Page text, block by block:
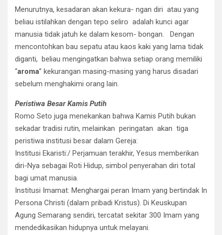
​Menurutnya, kesadaran akan kekura- ngan diri atau yang
beliau istilahkan dengan tepo seliro adalah kunci agar
manusia tidak jatuh ke dalam kesom- bongan. Dengan
mencontohkan bau sepatu atau kaos kaki yang lama tidak
diganti, beliau mengingatkan bahwa setiap orang memiliki
“aroma” kekurangan masing-masing yang harus disadari
sebelum menghakimi orang lain.
​Peristiwa Besar Kamis Putih
​Romo Seto juga menekankan bahwa Kamis Putih bukan
sekadar tradisi rutin, melainkan peringatan akan tiga
peristiwa institusi besar dalam Gereja:
​Institusi Ekaristi:/ Perjamuan terakhir, Yesus memberikan
diri-Nya sebagai Roti Hidup, simbol penyerahan diri total
bagi umat manusia.
​Institusi Imamat: Menghargai peran Imam yang bertindak In
Persona Christi (dalam pribadi Kristus). Di Keuskupan
Agung Semarang sendiri, tercatat sekitar 300 Imam yang
mendedikasikan hidupnya untuk melayani.